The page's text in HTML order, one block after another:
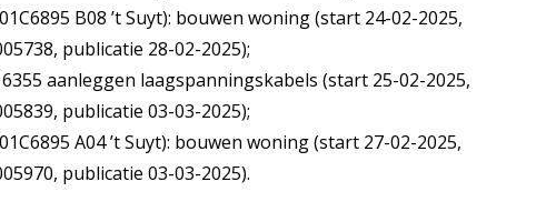
B08 ’t Suyt): bouwen woning (start 24-02-2025,
publicatie 28-02-2025);
aanleggen laagspanningskabels (start 25-02-2025,
publicatie 03-03-2025);
A04 ’t Suyt): bouwen woning (start 27-02-2025,
publicatie 03-03-2025).